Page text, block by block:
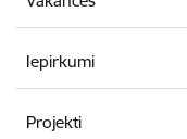
Iepirkumi
Projekti